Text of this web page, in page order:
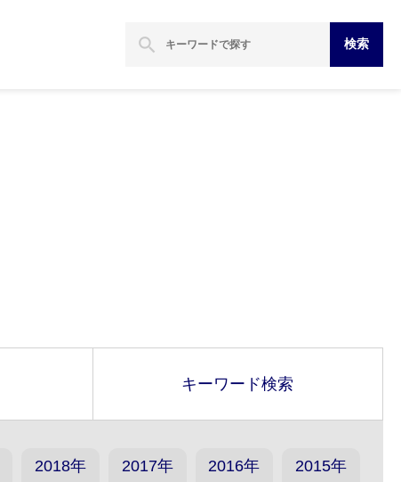
search 検索
キーワード検索
2018年 2017年 2016年 2015年